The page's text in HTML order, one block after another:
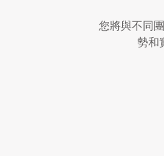
您將與不同
勢和